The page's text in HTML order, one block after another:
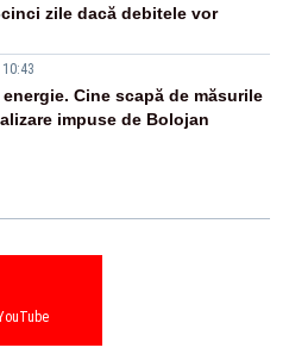
zile dacă debitele vor
Cine scapă de măsurile
impuse de Bolojan